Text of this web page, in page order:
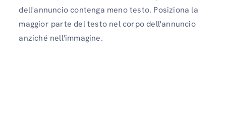
dell'annuncio contenga meno testo. Posiziona la
maggior parte del testo nel corpo dell'annuncio
anziché nell'immagine.